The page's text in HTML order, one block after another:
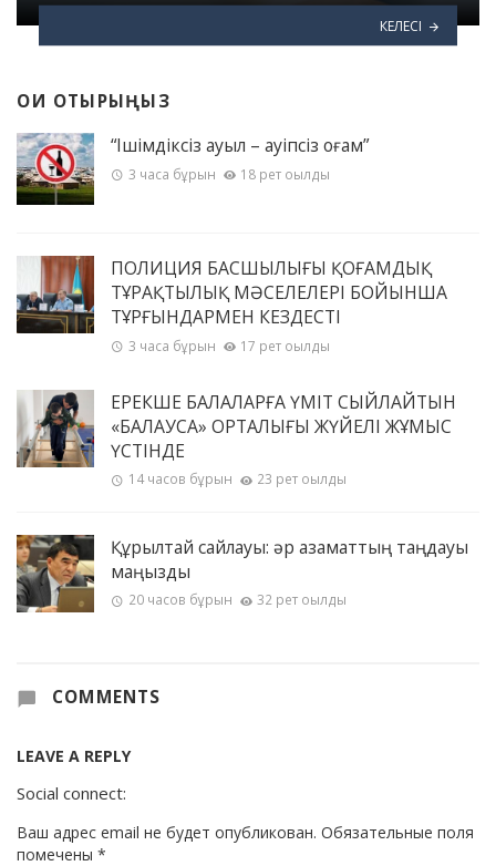
КЕЛЕСІ
ОҚИ ОТЫРЫҢЫЗ
“Ішімдіксіз ауыл – қауіпсіз қоғам”
3 часа бұрын 18 рет оқылды
ПОЛИЦИЯ БАСШЫЛЫҒЫ ҚОҒАМДЫҚ
ТҰРАҚТЫЛЫҚ МӘСЕЛЕЛЕРІ БОЙЫНША
ТҰРҒЫНДАРМЕН КЕЗДЕСТІ
3 часа бұрын 17 рет оқылды
ЕРЕКШЕ БАЛАЛАРҒА ҮМІТ СЫЙЛАЙТЫН
«БАЛАУСА» ОРТАЛЫҒЫ ЖҮЙЕЛІ ЖҰМЫС
ҮСТІНДЕ
14 часов бұрын 23 рет оқылды
Құрылтай сайлауы: әр азаматтың таңдауы
маңызды
20 часов бұрын 32 рет оқылды
COMMENTS
LEAVE A REPLY
Social connect:
Ваш адрес email не будет опубликован. Обязательные поля
помечены *